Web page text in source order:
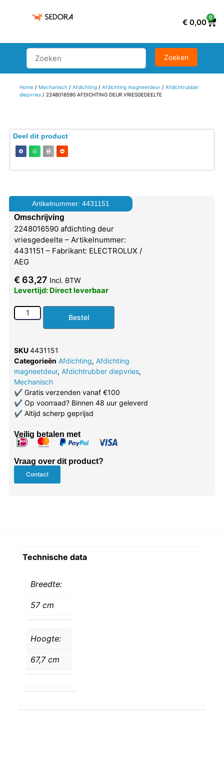
€ 0,00
0
Home/ Mechanisch/ Afdichting/ Afdichting magneetdeur/ Afdichtrubber
diepvries/ 2248016590 AFDICHTING DEUR VRIESGEDEELTE
Deel dit product
Artikelnummer: 4431151
Omschrijving
2248016590 afdichting deur
vriesgedeelte – Artikelnummer:
4431151 – Fabrikant: ELECTROLUX /
AEG
€ 63,27 Incl. BTW
Levertijd: Direct leverbaar
Bestel
SKU4431151
Categorieën Afdichting, Afdichting
magneetdeur, Afdichtrubber diepvries,
Mechanisch
✔Gratis verzenden vanaf €100
✔Op voorraad? Binnen 48 uur geleverd
✔Altijd scherp geprijsd
Veilig betalen met
Vraag over dit product?
Contact
Technische data
Breedte:
57 cm
Hoogte:
67,7 cm